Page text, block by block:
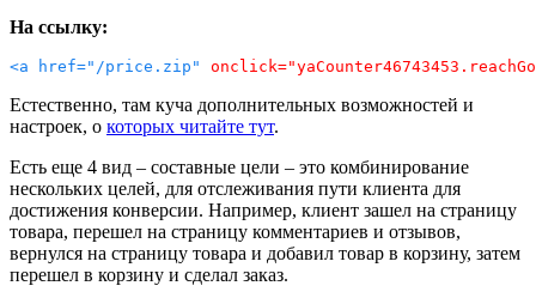
На ссылку:
<a href="/price.zip" onclick=
Естественно, там куча дополнительных возможностей и
настроек, о которых читайте тут.
Есть еще 4 вид – составные цели – это комбинирование
нескольких целей, для отслеживания пути клиента для
достижения конверсии. Например, клиент зашел на страницу
товара, перешел на страницу комментариев и отзывов,
вернулся на страницу товара и добавил товар в корзину, затем
перешел в корзину и сделал заказ.